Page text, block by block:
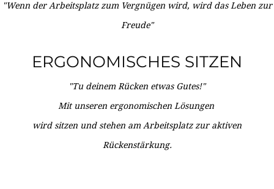
"Wenn der Arbeitsplatz zum Vergnügen wird, wird das Leben zur
Freude"
ERGONOMISCHES SITZEN
"Tu deinem Rücken etwas Gutes!"
Mit unseren ergonomischen Lösungen
wird sitzen und stehen am Arbeitsplatz zur aktiven
Rückenstärkung.